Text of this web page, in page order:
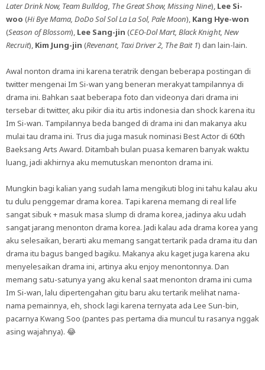
Later Drink Now, Team Bulldog, The Great Show, Missing Nine), Lee Si-
woo (Hi Bye Mama, DoDo Sol Sol La La Sol, Pale Moon), Kang Hye-won
(Season of Blossom), Lee Sang-jin (CEO-Dol Mart, Black Knight, New
Recruit), Kim Jung-jin (Revenant, Taxi Driver 2, The Bait 1) dan lain-lain.
Awal nonton drama ini karena teratrik dengan beberapa postingan di
twitter mengenai Im Si-wan yang beneran merakyat tampilannya di
drama ini. Bahkan saat beberapa foto dan videonya dari drama ini
tersebar di twitter, aku pikir dia itu artis indonesia dan shock karena itu
Im Si-wan. Tampilannya beda banged di drama ini dan makanya aku
mulai tau drama ini. Trus dia juga masuk nominasi Best Actor di 60th
Baeksang Arts Award. Ditambah bulan puasa kemaren banyak waktu
luang, jadi akhirnya aku memutuskan menonton drama ini.
Mungkin bagi kalian yang sudah lama mengikuti blog ini tahu kalau aku
tu dulu penggemar drama korea. Tapi karena memang di real life
sangat sibuk + masuk masa slump di drama korea, jadinya aku udah
sangat jarang menonton drama korea. Jadi kalau ada drama korea yang
aku selesaikan, berarti aku memang sangat tertarik pada drama itu dan
drama itu bagus banged bagiku. Makanya aku kaget juga karena aku
menyelesaikan drama ini, artinya aku enjoy menontonnya. Dan
memang satu-satunya yang aku kenal saat menonton drama ini cuma
Im Si-wan, lalu dipertengahan gitu baru aku tertarik melihat nama-
nama pemainnya, eh, shock lagi karena ternyata ada Lee Sun-bin,
pacarnya Kwang Soo (pantes pas pertama dia muncul tu rasanya nggak
asing wajahnya). 😂